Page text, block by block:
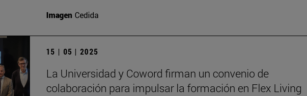
Imagen Cedida
15 | 05 | 2025
La Universidad y Coword firman un convenio de
colaboración para impulsar la formación en Flex Living